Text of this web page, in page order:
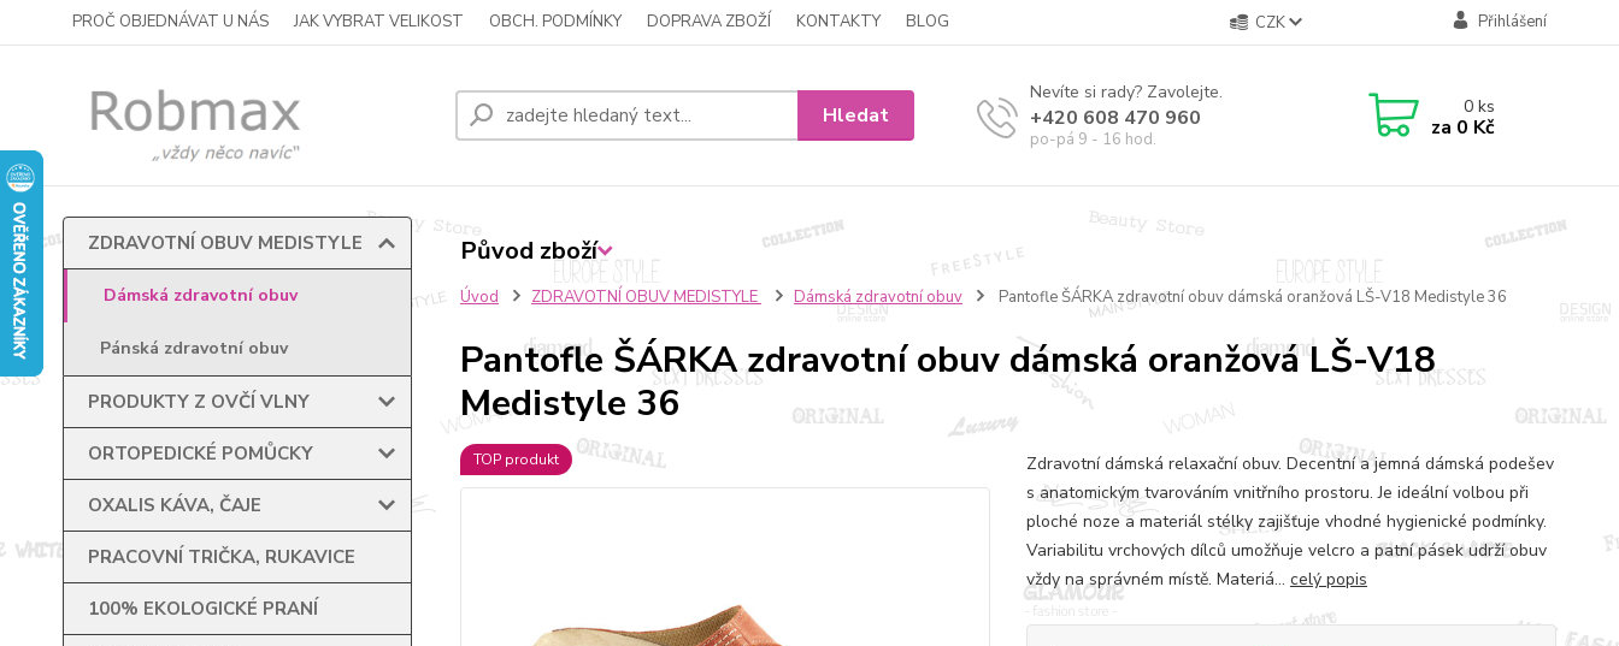
PROČ OBJEDNÁVAT U NÁS JAK VYBRAT VELIKOST OBCH. PODMÍNKY DOPRAVA ZBOŽÍ KONTAKTY BLOG CZK Přihlášení
Hledat
Nevíte si rady? Zavolejte.
+420 608 470 960
po-pá 9 - 16 hod.
0ks
za 0 Kč
ZDRAVOTNÍ OBUV MEDISTYLE
Dámská zdravotní obuv
Pánská zdravotní obuv
PRODUKTY Z OVČÍ VLNY
ORTOPEDICKÉ POMŮCKY
OXALIS KÁVA, ČAJE
PRACOVNÍ TRIČKA, RUKAVICE
100% EKOLOGICKÉ PRANÍ
Úvod ZDRAVOTNÍ OBUV MEDISTYLE Dámská zdravotní obuv Pantofle ŠÁRKA zdravotní obuv dámská oranžová LŠ-V18 Medistyle 36
Pantofle ŠÁRKA zdravotní obuv dámská oranžová LŠ-V18
Medistyle 36
TOP produkt
Zdravotní dámská relaxační obuv. Decentní a jemná dámská podešev
s anatomickým tvarováním vnitřního prostoru. Je ideální volbou při
ploché noze a materiál stélky zajišťuje vhodné hygienické podmínky.
Variabilitu vrchových dílců umožňuje velcro a patní pásek udrží obuv
vždy na správném místě. Materiá... celý popis
Původ zboží